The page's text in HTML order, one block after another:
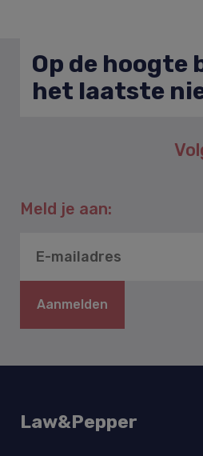
Op de hoogte
het laatste
Meld je aan:
Aanmelden
Law&Pepper